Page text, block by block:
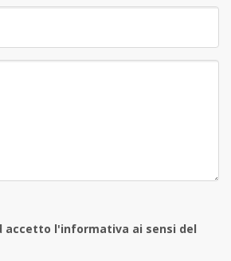
accetto l'informativa ai sensi del